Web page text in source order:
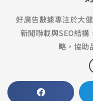
好廣告數據專注於大
新聞聯載與SEO結
略，協助